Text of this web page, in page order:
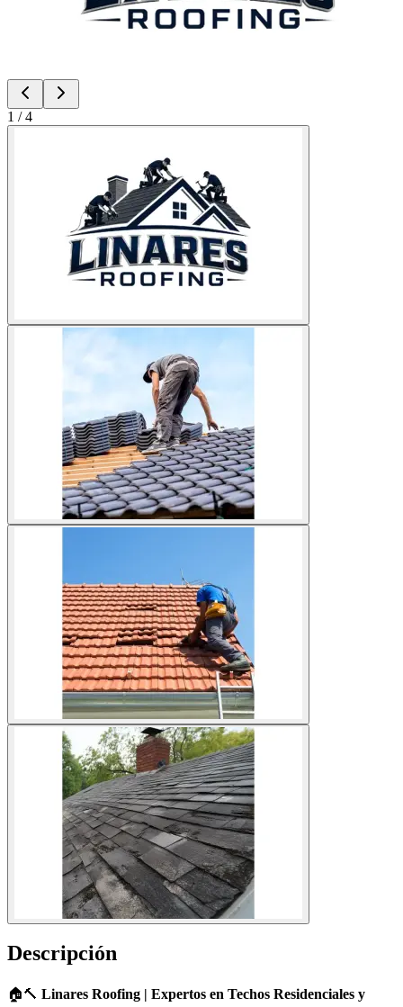
1 /4
Descripción
🏠🔨 Linares Roofing | Expertos en Techos Residenciales y